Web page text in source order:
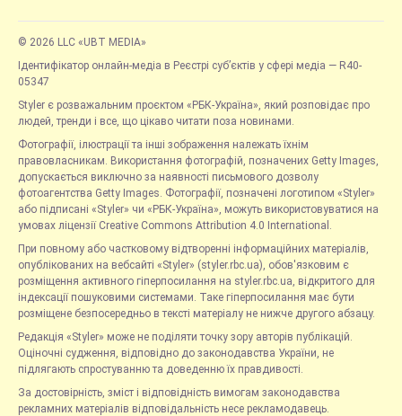
© 2026 LLC «UBT MEDIA»
Ідентифікатор онлайн-медіа в Реєстрі суб’єктів у сфері медіа — R40-
05347
Styler є розважальним проєктом «РБК-Україна», який розповідає про
людей, тренди і все, що цікаво читати поза новинами.
Фотографії, ілюстрації та інші зображення належать їхнім
правовласникам. Використання фотографій, позначених Getty Images,
допускається виключно за наявності письмового дозволу
фотоагентства Getty Images. Фотографії, позначені логотипом «Styler»
або підписані «Styler» чи «РБК-Україна», можуть використовуватися на
умовах ліцензії Creative Commons Attribution 4.0 International.
При повному або частковому відтворенні інформаційних матеріалів,
опублікованих на вебсайті «Styler» (styler.rbc.ua), обов'язковим є
розміщення активного гіперпосилання на styler.rbc.ua, відкритого для
індексації пошуковими системами. Таке гіперпосилання має бути
розміщене безпосередньо в тексті матеріалу не нижче другого абзацу.
Редакція «Styler» може не поділяти точку зору авторів публікацій.
Оціночні судження, відповідно до законодавства України, не
підлягають спростуванню та доведенню їх правдивості.
За достовірність, зміст і відповідність вимогам законодавства
рекламних матеріалів відповідальність несе рекламодавець.